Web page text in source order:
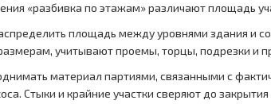
«разбивка по этажам» различают площадь
площадь между уровнями здания и
учитывают проемы, торцы, подрезки и
материал партиями, связанными с
Стыки и крайние участки сверяют до